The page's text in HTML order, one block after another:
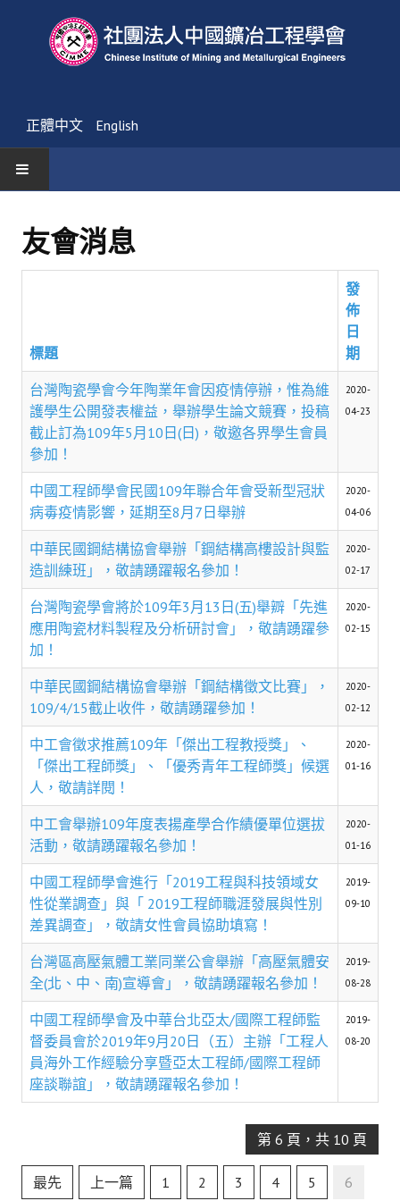
正體中文 English
最新消息
學會簡介
理事長的話
學會會史
學會會歌
學會會址沿革
學會組織與架構
架構圖
理監事會
現任學會職員錄
重要章則
論文評選辦法
學生獎勵金申請辦法
盧善棟獎學金評選辦法
鑛冶期刊徵稿
鑛冶論文獎初選作業細則
鑛冶論文獎複審作業細則
獎章委員會簡則
傑出服務貢獻獎設置辦法
場地租借管理辦法
學會章程
會員代表選舉辦法
學會獎項
友會消息
標題
發
佈
日
期
台灣陶瓷學會今年陶業年會因疫情停辦，惟為維
護學生公開發表權益，舉辦學生論文競賽，投稿
截止訂為109年5月10日(日)，敬邀各界學生會員
參加！
2020-
04-23
中國工程師學會民國109年聯合年會受新型冠狀
病毒疫情影響，延期至8月7日舉辦
2020-
04-06
中華民國鋼結構協會舉辦「鋼結構高樓設計與監
造訓練班」，敬請踴躍報名參加！
2020-
02-17
台灣陶瓷學會將於109年3月13日(五)舉辧「先進
應用陶瓷材料製程及分析研討會」，敬請踴躍參
加！
2020-
02-15
中華民國鋼結構協會舉辦「鋼結構徵文比賽」，
109/4/15截止收件，敬請踴躍參加！
2020-
02-12
中工會徵求推薦109年「傑出工程教授獎」、
「傑出工程師獎」、「優秀青年工程師獎」候選
人，敬請詳閱！
2020-
01-16
中工會舉辦109年度表揚產學合作績優單位選拔
活動，敬請踴躍報名參加！
2020-
01-16
中國工程師學會進行「2019工程與科技領域女
性從業調查」與「 2019工程師職涯發展與性別
差異調查」，敬請女性會員協助填寫！
2019-
09-10
台灣區高壓氣體工業同業公會舉辦「高壓氣體安
全(北、中、南)宣導會」，敬請踴躍報名參加！
2019-
08-28
中國工程師學會及中華台北亞太/國際工程師監
督委員會於2019年9月20日（五）主辦「工程人
員海外工作經驗分享暨亞太工程師/國際工程師
座談聯誼」，敬請踴躍報名參加！
2019-
08-20
第 6 頁，共 10 頁
最先 上一篇 1 2 3 4 5 6